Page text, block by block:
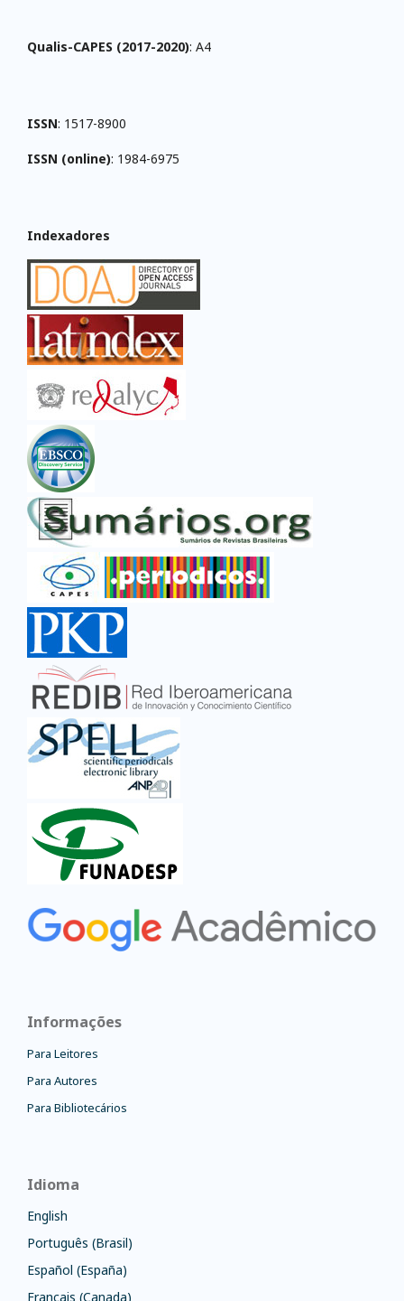
Qualis-CAPES (2017-2020): A4
ISSN: 1517-8900
ISSN (online): 1984-6975
Indexadores
Informações
Para Leitores
Para Autores
Para Bibliotecários
Idioma
English
Português (Brasil)
Español (España)
Français (Canada)